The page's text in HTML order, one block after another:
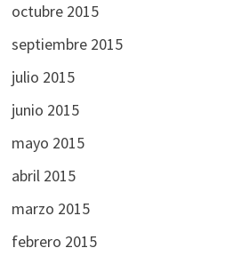
octubre 2015
septiembre 2015
julio 2015
junio 2015
mayo 2015
abril 2015
marzo 2015
febrero 2015